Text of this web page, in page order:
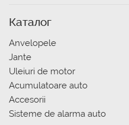
Каталог
Anvelopele
Jante
Uleiuri de motor
Acumulatoare auto
Accesorii
Sisteme de alarma auto